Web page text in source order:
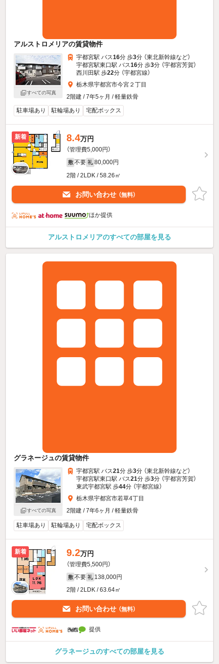
アルストロメリアの賃貸物件
すべての写真
宇都宮駅 バス16分 歩3分 （東北新幹線など）
宇都宮駅東口駅 バス16分 歩3分 （宇都宮芳賀）
西川田駅 歩22分 （宇都宮線）
栃木県宇都宮市今宮２丁目
2階建 / 7年5ヶ月 / 軽量鉄骨
駐車場あり
駐輪場あり 宅配ボックス
新着 8.4万円
（管理費5,000円）
敷 不要 礼 80,000円
2階 / 2LDK / 58.26㎡
お問い合わせ （無料）
ほか提供
アルストロメリアのすべての部屋を見る
グラネージュの賃貸物件
すべての写真
宇都宮駅 バス21分 歩3分 （東北新幹線など）
宇都宮駅東口駅 バス21分 歩3分 （宇都宮芳賀）
東武宇都宮駅 歩44分 （宇都宮線）
栃木県宇都宮市若草4丁目
2階建 / 7年6ヶ月 / 軽量鉄骨
駐車場あり 駐輪場あり 宅配ボックス
新着 9.2万円
（管理費5,500円）
敷 不要 礼 138,000円
2階 / 2LDK / 63.64㎡
お問い合わせ （無料）
提供
グラネージュのすべての部屋を見る